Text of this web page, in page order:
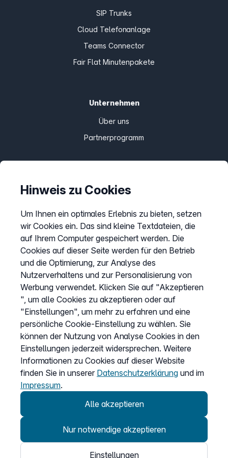
SIP Trunks
Cloud Telefonanlage
Teams Connector
Fair Flat Minutenpakete
Unternehmen
Über uns
Partnerprogramm
Preise
Sitemap
AGB
Datenschutz
Impressum
Cookies anpassen
Service
Hilfecenter
Wissen
Kündigung
Hinweis zu Cookies
Um Ihnen ein optimales Erlebnis zu bieten, setzen
wir Cookies ein. Das sind kleine Textdateien, die
auf Ihrem Computer gespeichert werden. Die
Cookies auf dieser Seite werden für den Betrieb
und die Optimierung, zur Analyse des
Nutzerverhaltens und zur Personalisierung von
Werbung verwendet. Klicken Sie auf "Akzeptieren
", um alle Cookies zu akzeptieren oder auf
"Einstellungen", um mehr zu erfahren und eine
persönliche Cookie-Einstellung zu wählen. Sie
können der Nutzung von Analyse Cookies in den
Einstellungen jederzeit widersprechen. Weitere
Informationen zu Cookies auf dieser Website
finden Sie in unserer Datenschutzerklärung und im
Impressum.
Alle akzeptieren
Nur notwendige akzeptieren
Einstellungen